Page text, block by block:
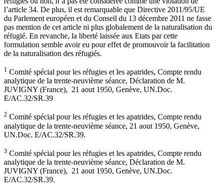
l’article 34. De plus, il est remarquable que Directive 2011/95/UE
du Parlement européen et du Conseil du 13 décembre 2011 ne fasse
pas mention de cet article ni plus globalement de la naturalisation du
réfugié. En revanche, la liberté laissée aux Etats par cette
formulation semble avoir eu pour effet de promouvoir la facilitation
de la naturalisation des réfugiés.
1 Comité spécial pour les réfugies et les apatrides, Compte rendu
analytique de la trente-neuvième séance, Déclaration de M.
JUVIGNY (France), 21 aout 1950, Genève, UN.Doc.
E/AC.32/SR.39
2 Comité spécial pour les réfugies et les apatrides, Compte rendu
analytique de la trente-neuvième séance, 21 aout 1950, Genève,
UN.Doc. E/AC.32/SR.39.
3 Comité spécial pour les réfugies et les apatrides, Compte rendu
analytique de la trente-neuvième séance, Déclaration de M.
JUVIGNY (France), 21 aout 1950, Genève, UN.Doc.
E/AC.32/SR.39.